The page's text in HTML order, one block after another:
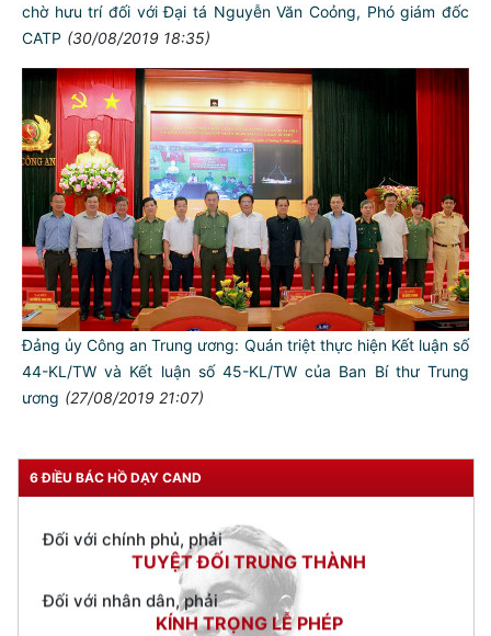
chờ hưu trí đối với Đại tá Nguyễn Văn Coỏng, Phó giám đốc
CATP (30/08/2019 18:35)
Đảng ủy Công an Trung ương: Quán triệt thực hiện Kết luận số
44-KL/TW và Kết luận số 45-KL/TW của Ban Bí thư Trung
ương (27/08/2019 21:07)
6 ĐIỀU BÁC HỒ DẠY CAND
TƯ CÁCH
NGƯỜI CÔNG AN CÁCH MỆNH LÀ:
Đối với tự mình, phải
CẦN, KIỆM, LIÊM, CHÍNH
Đối với đồng sự, phải
Đối với chính phủ, phải
TUYỆT ĐỐI TRUNG THÀNH
KÍNH TRỌNG LỄ PHÉP
Đối với công việc, phải
TẬN TỤY